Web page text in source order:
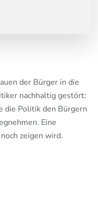
der Bürger in die
nachhaltig gestört:
die Politik den Bürgern
Eine
zeigen wird.